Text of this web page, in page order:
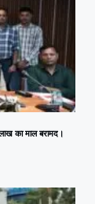
का माल बरामद।